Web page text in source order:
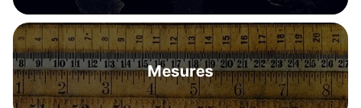
Mesures